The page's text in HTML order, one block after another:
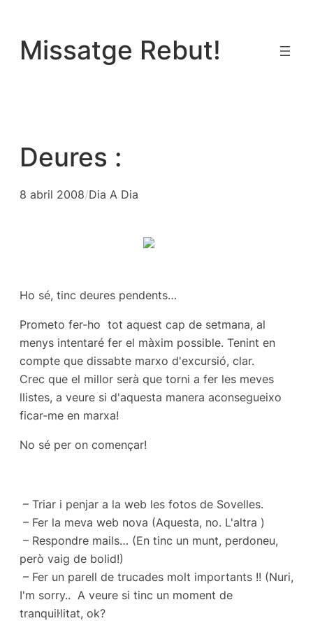
contingut
Missatge Rebut!
Deures :
8 abril 2008/Dia A Dia
Ho sé, tinc deures pendents…
Prometo fer-ho tot aquest cap de setmana, al
menys intentaré fer el màxim possible. Tenint en
compte que dissabte marxo d'excursió, clar.
Crec que el millor serà que torni a fer les meves
llistes, a veure si d'aquesta manera aconsegueixo
ficar-me en marxa!
No sé per on començar!
– Triar i penjar a la web les fotos de Sovelles.
– Fer la meva web nova (Aquesta, no. L'altra )
– Respondre mails… (En tinc un munt, perdoneu,
però vaig de bolid!)
– Fer un parell de trucades molt importants !! (Nuri,
I'm sorry.. A veure si tinc un moment de
tranquil·litat, ok?